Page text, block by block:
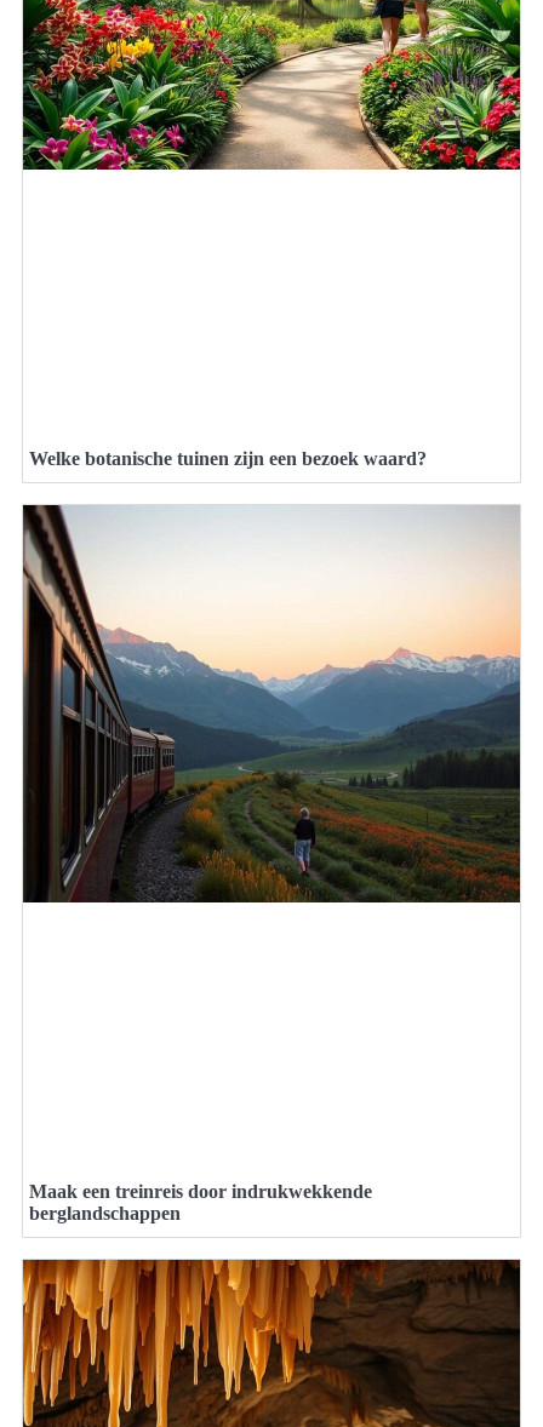
Welke botanische tuinen zijn een bezoek waard?
Maak een treinreis door indrukwekkende
berglandschappen